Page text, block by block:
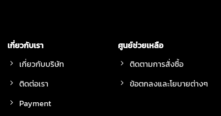
เกี่ยวกับเรา
เกี่ยวกับบริษัท
ติดต่อเรา
Payment
ศูนย์ช่วยเหลือ
ติดตามการสั่งซื้อ
ข้อตกลงและโยบายต่างๆ